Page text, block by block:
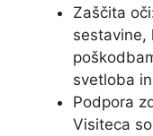
Zaščita
sestavine,
svetloba
Podpora
Visiteca